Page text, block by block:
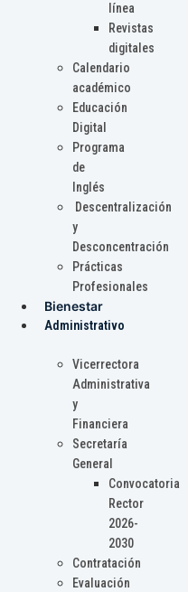
línea
Revistas
digitales
Calendario
académico
Educación
Digital
Programa
de
Inglés
Descentralización
y
Desconcentración
Prácticas
Profesionales
Bienestar
Administrativo
Vicerrectora
Administrativa
y
Financiera
Secretaría
General
Convocatoria
Rector
2026-
2030
Contratación
Evaluación